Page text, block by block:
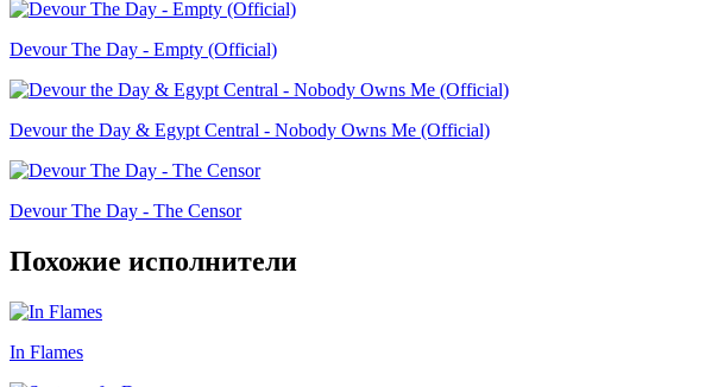
Devour The Day - Empty (Official)
Devour the Day & Egypt Central - Nobody Owns Me (Official)
Devour The Day - The Censor
Похожие исполнители
In Flames